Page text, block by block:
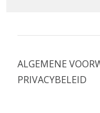
ALGEMENE
PRIVACYBELEID